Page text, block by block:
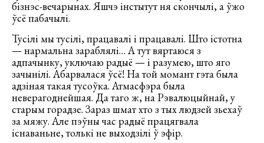
бізнэс-вечарынах. Яшчэ інстытут ня скончылі, а ўжо
ўсё пабачылі.
Тусілі мы тусілі, працавалі і працавалі. Што істотна
— нармальна зараблялі… А тут вяртаюся з
адпачынку, уключаю радыё — і разумею, што яго
зачынілі. Абарвалася ўсё! На той момант гэта была
адзіная такая тусоўка. Атмасфэра была
неверагоднейшая. Да таго ж, на Рэвалюцыйнай, у
старым горадзе. Зараз шмат хто з тых людзей зьехаў
за мяжу. Але пэўны час радыё працягвала
існаваньне, толькі не выходзілі ў эфір.